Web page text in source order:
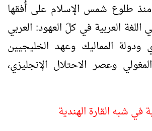
طلوع شمس الإسلام على أُفقها
العربية في كلّ العهود: العربي
ودولة المماليك وعهد الخليجيين
وعصر الاحتلال الإنجليزي،
في شبه القارة الهندية